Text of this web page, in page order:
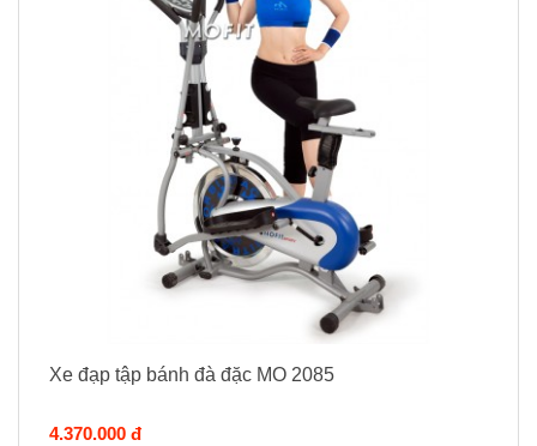
Xe đạp tập bánh đà đặc MO 2085
4.370.000 đ